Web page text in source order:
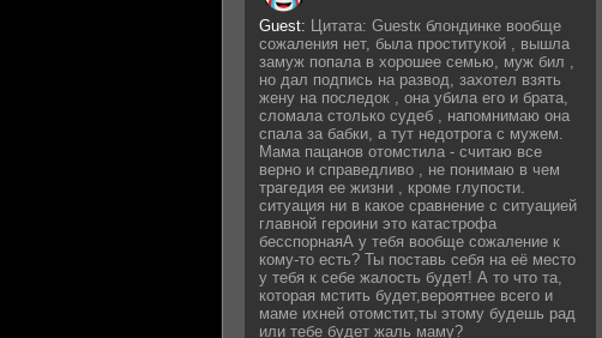
Guest: Цитата: Guestк блондинке вообще
сожаления нет, была проститукой , вышла
замуж попала в хорошее семью, муж бил ,
но дал подпись на развод, захотел взять
жену на последок , она убила его и брата,
сломала столько судеб , напомнимаю она
спала за бабки, а тут недотрога с мужем.
Мама пацанов отомстила - считаю все
верно и справедливо , не понимаю в чем
трагедия ее жизни , кроме глупости.
ситуация ни в какое сравнение с ситуацией
главной героини это катастрофа
бесспорнаяА у тебя вообще сожаление к
кому-то есть? Ты поставь себя на её место
у тебя к себе жалость будет! А то что та,
которая мстить будет,вероятнее всего и
маме ихней отомстит,ты этому будешь рад
или тебе будет жаль маму?